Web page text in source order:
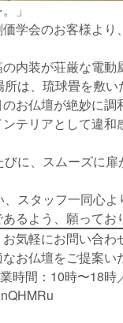
」
学会のお客様よ
内装が荘厳な電動
は、琉球畳を敷い
お仏壇が絶妙に
テリアとして違和
に、スムーズに
スタッフ一同心よ
るよう、願ってお
気軽にお問い合わ
お仏壇をご提案い
間：10時〜18時